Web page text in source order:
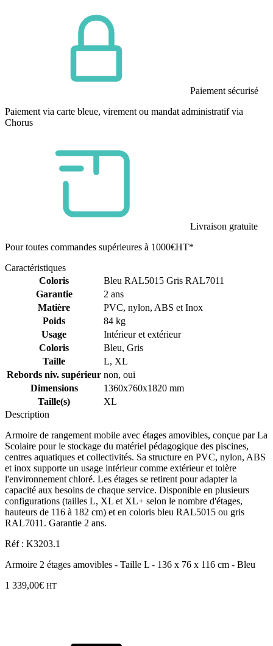
Paiement sécurisé
Paiement via carte bleue, virement ou mandat administratif via
Chorus
Livraison gratuite
Pour toutes commandes supérieures à 1000€HT*
Caractéristiques
Coloris
Bleu RAL5015 Gris RAL7011
Garantie
2 ans
Matière
PVC, nylon, ABS et Inox
Poids
84 kg
Usage
Intérieur et extérieur
Coloris
Bleu, Gris
Taille
L, XL
Rebords niv. supérieur non, oui
Dimensions
1360x760x1820 mm
Taille(s)
XL
Description
Armoire de rangement mobile avec étages amovibles, conçue par La
Scolaire pour le stockage du matériel pédagogique des piscines,
centres aquatiques et collectivités. Sa structure en PVC, nylon, ABS
et inox supporte un usage intérieur comme extérieur et tolère
l'environnement chloré. Les étages se retirent pour adapter la
capacité aux besoins de chaque service. Disponible en plusieurs
configurations (tailles L, XL et XL+ selon le nombre d'étages,
hauteurs de 116 à 182 cm) et en coloris bleu RAL5015 ou gris
RAL7011. Garantie 2 ans.
Réf : K3203.1
Armoire 2 étages amovibles - Taille L - 136 x 76 x 116 cm - Bleu
1 339,00€ HT